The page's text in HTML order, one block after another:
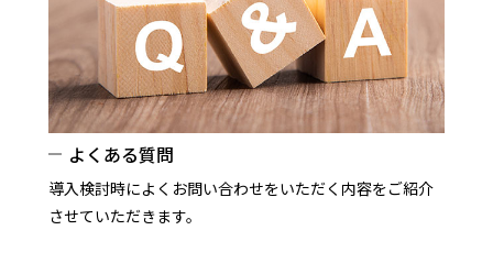
よくある質問
導入検討時によくお問い合わせをいただく内容をご紹介
させていただきます。